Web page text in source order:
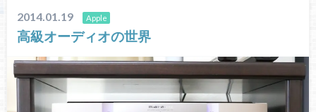
2014.01.19 Apple
高級オーディオの世界